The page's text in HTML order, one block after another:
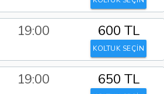
19:00 600 TL
KOLTUK SEÇİN
19:00 650 TL